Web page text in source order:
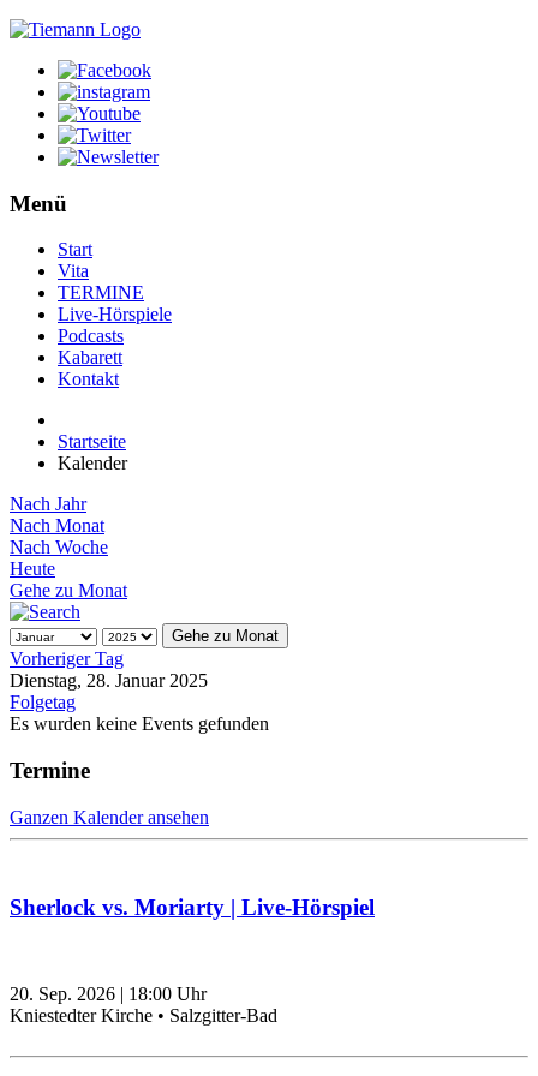
Menü
Start
Vita
TERMINE
Live-Hörspiele
Podcasts
Kabarett
Kontakt
Startseite
Kalender
Nach Jahr
Nach Monat
Nach Woche
Heute
Gehe zu Monat
Gehe zu Monat
Vorheriger Tag
Dienstag, 28. Januar 2025
Folgetag
Es wurden keine Events gefunden
Termine
Ganzen Kalender ansehen
Sherlock vs. Moriarty | Live-Hörspiel
20. Sep. 2026 | 18:00 Uhr
Kniestedter Kirche • Salzgitter-Bad